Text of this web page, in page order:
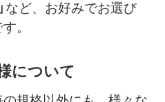
など、お好みでお選び
。
について